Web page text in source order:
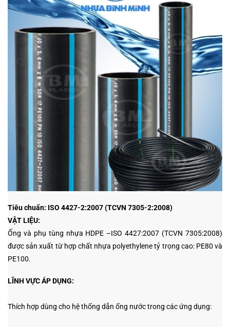
Tiêu chuẩn: ISO 4427-2:2007 (TCVN 7305-2:2008)
VẬT LIỆU:
Ống và phụ tùng nhựa HDPE –ISO 4427:2007 (TCVN 7305:2008)
được sản xuất từ hợp chất nhựa polyethylene tỷ trọng cao: PE80 và
PE100.
LĨNH VỰC ÁP DỤNG:
Thích hợp dùng cho hệ thống dẫn ống nước trong các ứng dụng: